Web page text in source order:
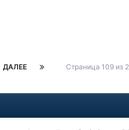
ДАЛЕЕ Страница 109 из